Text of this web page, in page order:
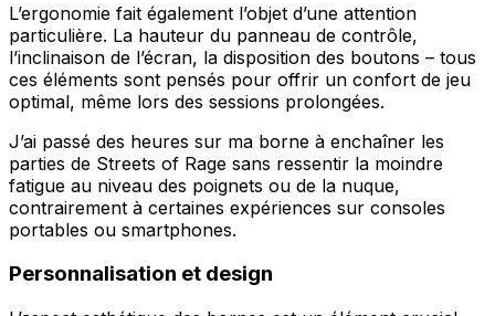
L’ergonomie fait également l’objet d’une attention
particulière. La hauteur du panneau de contrôle,
l’inclinaison de l’écran, la disposition des boutons – tous
ces éléments sont pensés pour offrir un confort de jeu
optimal, même lors des sessions prolongées.
J’ai passé des heures sur ma borne à enchaîner les
parties de Streets of Rage sans ressentir la moindre
fatigue au niveau des poignets ou de la nuque,
contrairement à certaines expériences sur consoles
portables ou smartphones.
Personnalisation et design